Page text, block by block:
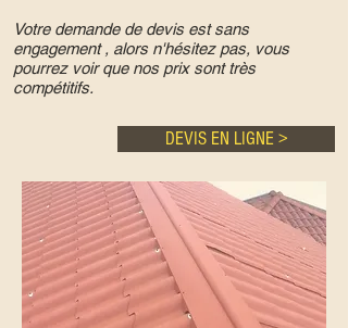
Votre demande de devis est sans
engagement , alors n'hésitez pas, vous
pourrez voir que nos prix sont très
compétitifs.
DEVIS EN LIGNE >